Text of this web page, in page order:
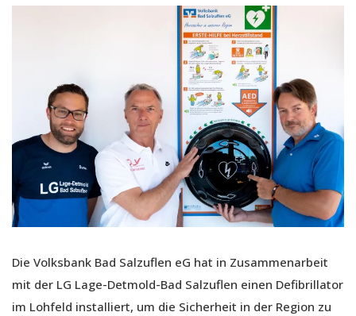
Die Volksbank Bad Salzuflen eG hat in Zusammenarbeit
mit der LG Lage-Detmold-Bad Salzuflen einen Defibrillator
im Lohfeld installiert, um die Sicherheit in der Region zu